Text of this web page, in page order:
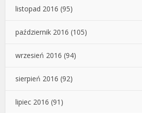
listopad 2016 (95)
październik 2016 (105)
wrzesień 2016 (94)
sierpień 2016 (92)
lipiec 2016 (91)